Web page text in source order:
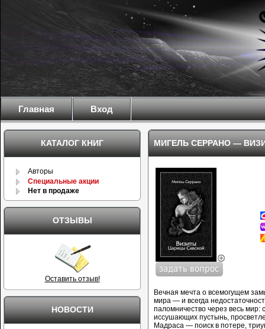
Главная Вход
МИГЕЛЬ СЕРРАНО—
Вечная мечта о всемогущем
мира — и всегда
паломничество через весь
иссушающих пустынь,
Мадраса — поиск в потере,
КАТАЛОГ КНИГ
Авторы
Специальные акции
Нет в продаже
ОТЗЫВЫ
Оставить отзыв!
НОВОСТИ